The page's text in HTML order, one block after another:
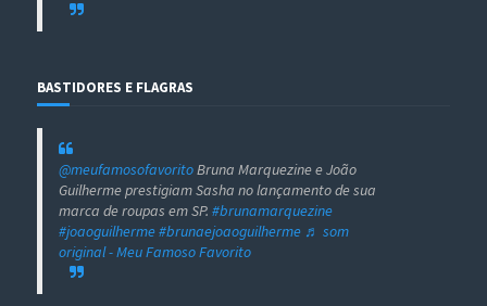
BASTIDORES E FLAGRAS
@meufamosofavoritoBruna Marquezine e João
Guilherme prestigiam Sasha no lançamento de sua
marca de roupas em SP. #brunamarquezine
#joaoguilherme#brunaejoaoguilherme ♬ som
original - Meu Famoso Favorito